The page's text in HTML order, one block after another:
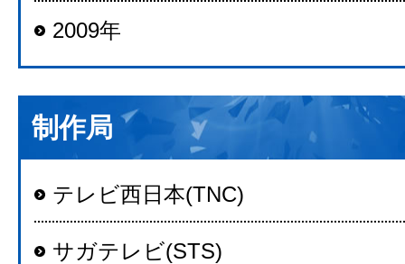
2009年
制作局
テレビ西日本(TNC)
サガテレビ(STS)